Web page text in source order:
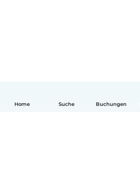
Home Suche Buchungen